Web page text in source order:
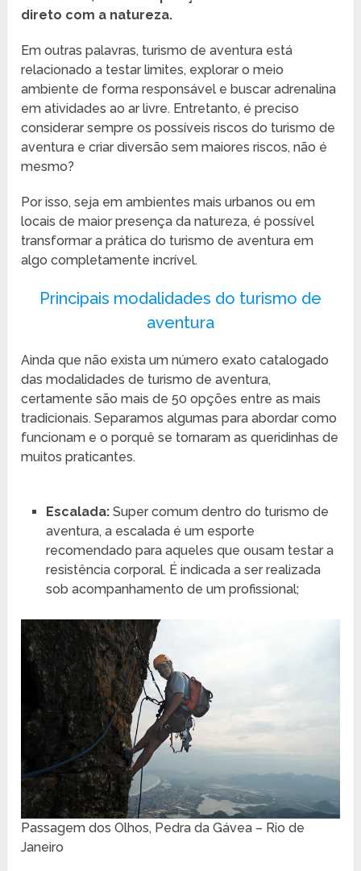
direto com a natureza.
Em outras palavras, turismo de aventura está
relacionado a testar limites, explorar o meio
ambiente de forma responsável e buscar adrenalina
em atividades ao ar livre. Entretanto, é preciso
considerar sempre os possíveis riscos do turismo de
aventura e criar diversão sem maiores riscos, não é
mesmo?
Por isso, seja em ambientes mais urbanos ou em
locais de maior presença da natureza, é possível
transformar a prática do turismo de aventura em
algo completamente incrível.
Principais modalidades do turismo de
aventura
Ainda que não exista um número exato catalogado
das modalidades de turismo de aventura,
certamente são mais de 50 opções entre as mais
tradicionais. Separamos algumas para abordar como
funcionam e o porquê se tornaram as queridinhas de
muitos praticantes.
Escalada:Super comum dentro do turismo de
aventura, a escalada é um esporte
recomendado para aqueles que ousam testar a
resistência corporal. É indicada a ser realizada
sob acompanhamento de um profissional;
Passagem dos Olhos, Pedra da Gávea – Rio de
Janeiro